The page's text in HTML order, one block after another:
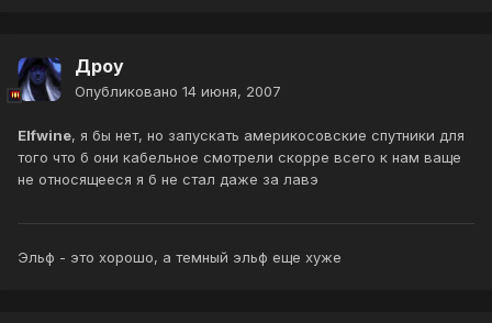
Дроу
Опубликовано 14 июня, 2007
Elfwine, я бы нет, но запускать америкосовские спутники для
того что б они кабельное смотрели скорре всего к нам ваще
не относящееся я б не стал даже за лавэ
Эльф - это хорошо, а темный эльф еще хуже